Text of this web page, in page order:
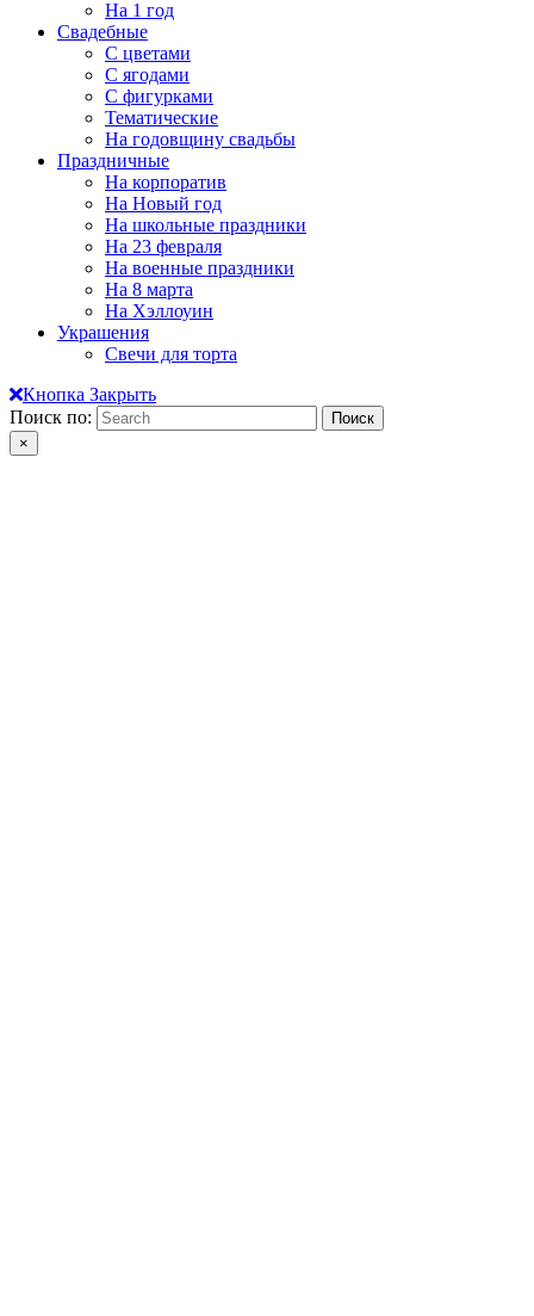
На 1 год
Свадебные
С цветами
С ягодами
С фигурками
Тематические
На годовщину свадьбы
Праздничные
На корпоратив
На Новый год
На школьные праздники
На 23 февраля
На военные праздники
На 8 марта
На Хэллоуин
Украшения
Свечи для торта
Кнопка Закрыть
Поиск по:
×